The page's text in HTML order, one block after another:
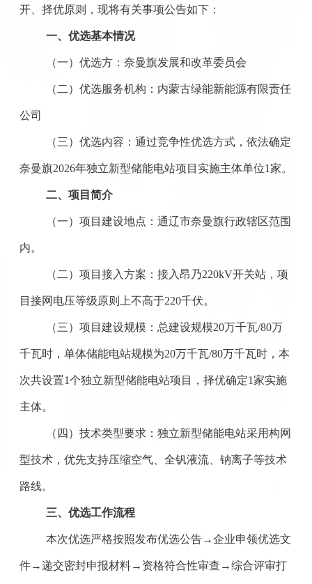
开、择优原则，现将有关事项公告如下：
一、优选基本情况
（一）优选方：奈曼旗发展和改革委员会
（二）优选服务机构：内蒙古绿能新能源有限责任
公司
（三）优选内容：通过竞争性优选方式，依法确定
奈曼旗2026年独立新型储能电站项目实施主体单位1家。
二、项目简介
（一）项目建设地点：通辽市奈曼旗行政辖区范围
内。
（二）项目接入方案：接入昂乃220kV开关站，项
目接网电压等级原则上不高于220千伏。
（三）项目建设规模：总建设规模20万千瓦/80万
千瓦时，单体储能电站规模为20万千瓦/80万千瓦时，本
次共设置1个独立新型储能电站项目，择优确定1家实施
主体。
（四）技术类型要求：独立新型储能电站采用构网
型技术，优先支持压缩空气、全钒液流、钠离子等技术
路线。
三、优选工作流程
本次优选严格按照发布优选公告→企业申领优选文
件→递交密封申报材料→资格符合性审查→综合评审打